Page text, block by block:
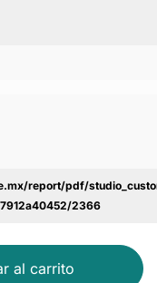
report/pdf/
2366
al carrito